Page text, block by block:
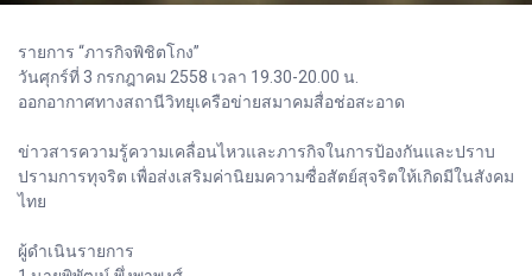
รายการ “ภารกิจพิชิตโกง”
วันศุกร์ที่ 3 กรกฎาคม 2558 เวลา 19.30-20.00 น.
ออกอากาศทางสถานีวิทยุเครือข่ายสมาคมสื่อช่อสะอาด
ข่าวสารความรู้ความเคลื่อนไหวและภารกิจในการป้องกันและปราบ
ปรามการทุจริต เพื่อส่งเสริมค่านิยมความซื่อสัตย์สุจริตให้เกิดมีในสังคม
ไทย
ผู้ดำเนินรายการ